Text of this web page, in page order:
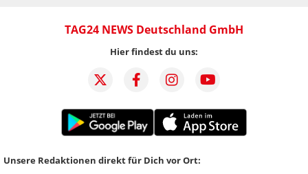
TAG24 NEWS Deutschland GmbH
Hier findest du uns:
Unsere Redaktionen direkt für Dich vor Ort: